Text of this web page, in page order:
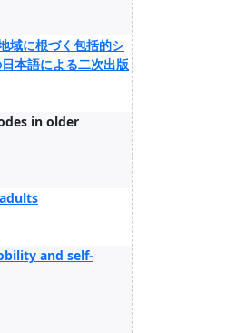
域に根づく包括的シ
本語による二次出版
in older
and self-